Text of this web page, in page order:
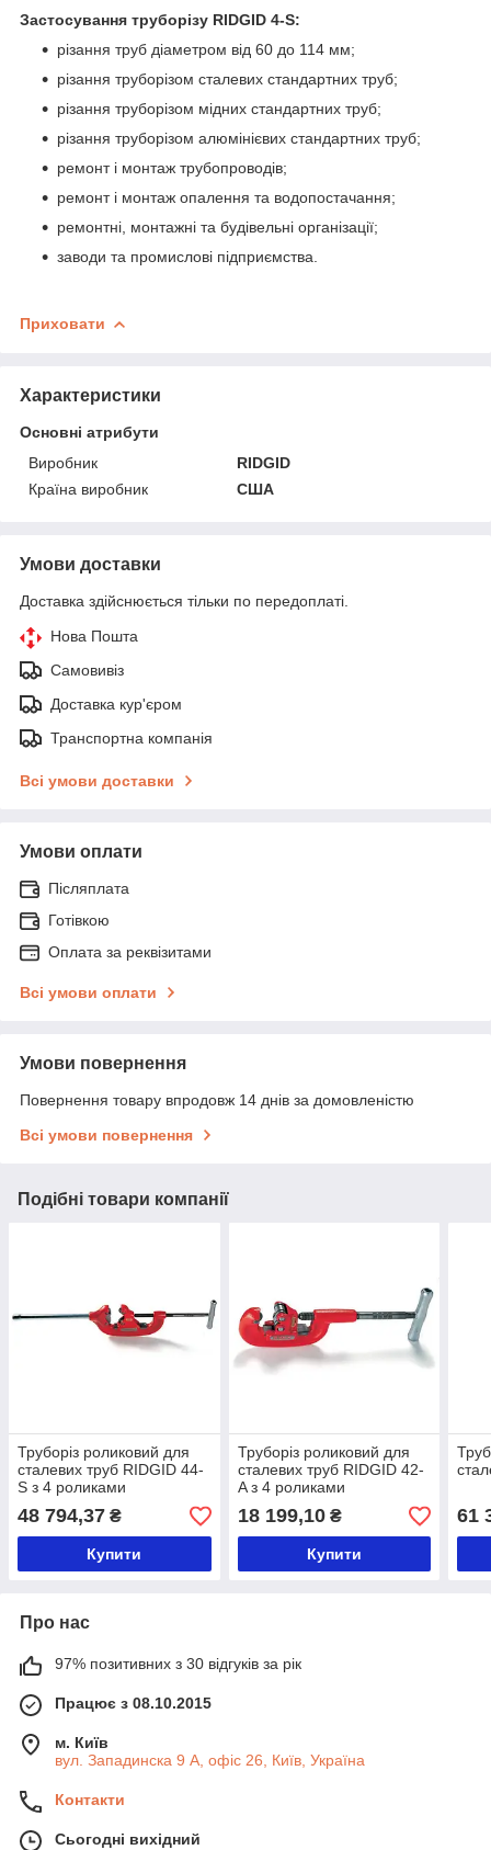
Застосування труборізу RIDGID 4-S:
різання труб діаметром від 60 до 114 мм;
різання труборізом сталевих стандартних труб;
різання труборізом мідних стандартних труб;
різання труборізом алюмінієвих стандартних труб;
ремонт і монтаж трубопроводів;
ремонт і монтаж опалення та водопостачання;
ремонтні, монтажні та будівельні організації;
заводи та промислові підприємства.
Приховати
Характеристики
Основні атрибути
Виробник
RIDGID
Країна виробник
США
Умови доставки
Доставка здійснюється тільки по передоплаті.
Нова Пошта
Самовивіз
Доставка кур'єром
Транспортна компанія
Всі умови доставки
Умови оплати
Післяплата
Готівкою
Оплата за реквізитами
Всі умови оплати
Умови повернення
Повернення товару впродовж 14 днів за домовленістю
Всі умови повернення
Подібні товари компанії
Труборіз роликовий для
сталевих труб RIDGID 44-
S з 4 роликами
48 794,37 ₴
Купити
Труборіз роликовий для
сталевих труб RIDGID 42-
A з 4 роликами
18 199,10₴
Купити
61
Про нас
97% позитивних з 30 відгуків за рік
Працює з 08.10.2015
м. Київ
вул. Западинска 9 А, офіс 26, Київ, Україна
Контакти
Сьогодні вихідний